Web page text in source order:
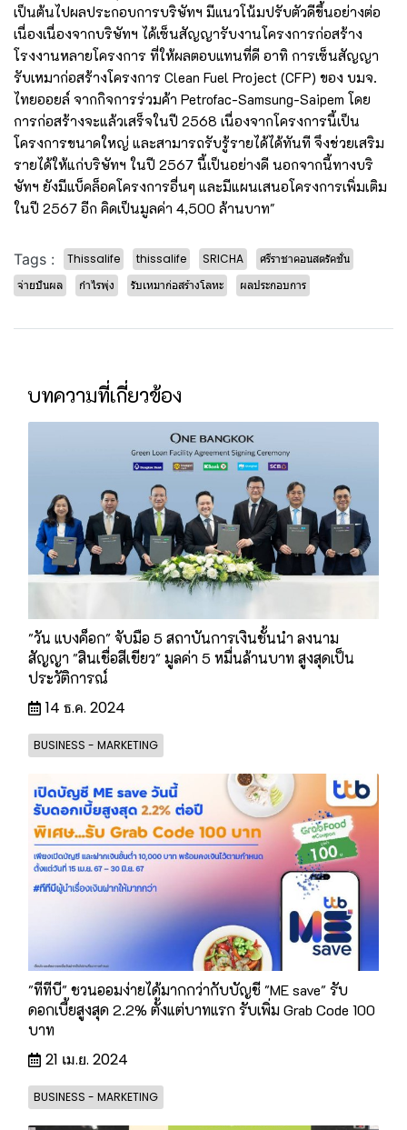
เป็นต้นไปผลประกอบการบริษัทฯ มีแนวโน้มปรับตัวดีขึ้นอย่างต่อ
เนื่องเนื่องจากบริษัทฯ ได้เซ็นสัญญารับงานโครงการก่อสร้าง
โรงงานหลายโครงการ ที่ให้ผลตอบแทนที่ดี อาทิ การเซ็นสัญญา
รับเหมาก่อสร้างโครงการ Clean Fuel Project (CFP) ของ บมจ.
ไทยออยล์ จากกิจการร่วมค้า Petrofac-Samsung-Saipem โดย
การก่อสร้างจะแล้วเสร็จในปี 2568 เนื่องจากโครงการนี้เป็น
โครงการขนาดใหญ่ และสามารถรับรู้รายได้ได้ทันที จึงช่วยเสริม
รายได้ให้แก่บริษัทฯ ในปี 2567 นี้เป็นอย่างดี นอกจากนี้ทางบริ
ษัทฯ ยังมีแบ็คล็อคโครงการอื่นๆ และมีแผนเสนอโครงการเพิ่มเติม
ในปี 2567 อีก คิดเป็นมูลค่า 4,500 ล้านบาท"
Tags : Thissalife thissalife SRICHA
ศรีราชาคอนสตรัคชั่น
จ่ายปันผล
กำไรพุ่ง รับเหมาก่อสร้างโลหะ ผลประกอบการ
บทความที่เกี่ยวข้อง
"วัน แบงค็อก" จับมือ 5 สถาบันการเงินชั้นนำ ลงนาม
สัญญา "สินเชื่อสีเขียว" มูลค่า 5 หมื่นล้านบาท สูงสุดเป็น
ประวัติการณ์
14 ธ.ค. 2024
BUSINESS - MARKETING
"ทีทีบี" ชวนออมง่ายได้มากกว่ากับบัญชี "ME save" รับ
ดอกเบี้ยสูงสุด 2.2% ตั้งแต่บาทแรก รับเพิ่ม Grab Code 100
บาท
21 เม.ย. 2024
BUSINESS - MARKETING